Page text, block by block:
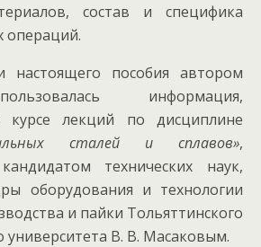
состав и специфика
операций.
настоящего пособия автором
информация,
курсе лекций по дисциплине
сталей и сплавов»,
технических наук,
оборудования и технологии
и пайки Тольяттинского
университета В. В. Масаковым.